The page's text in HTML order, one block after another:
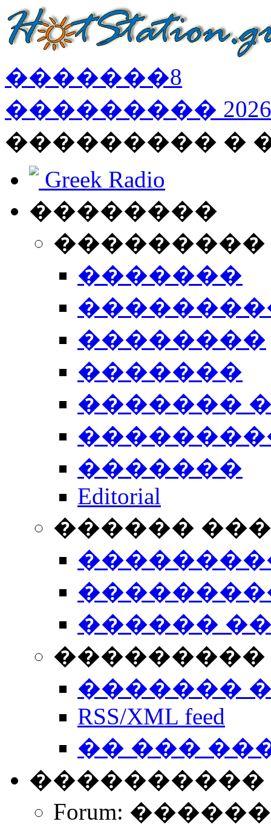
�������8
��������� 2026
��������� �
Greek Radio
��������
�������
��������
�������
�������
�������
Editorial
������
������
���������
�������
RSS/XML feed
�� ���
����������
Forum: